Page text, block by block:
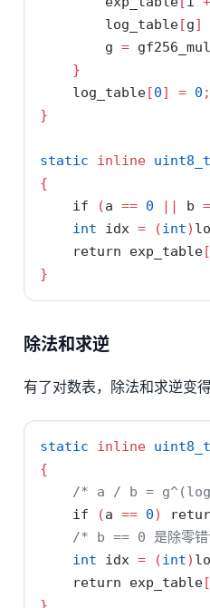
        log_table
[g]
        g
=
}
    log_table
[0] = 0 ;
}
static inline uint8_t
{
if
(a == 0 || b
int idx = (int)
return exp_table[
}
除法和求逆
有了对数表，除法和求逆变得
static inline uint8_t
{
/* a / b =
if
(a == 0)
/* b == 0 是除零错
int idx = (int)
return exp_table[